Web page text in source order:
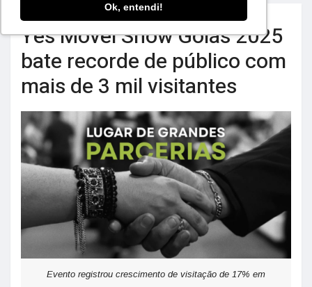
Ok, entendi!
Yes Móvel Show Goiás 2025
bate recorde de público com
mais de 3 mil visitantes
Evento registrou crescimento de visitação de 17% em